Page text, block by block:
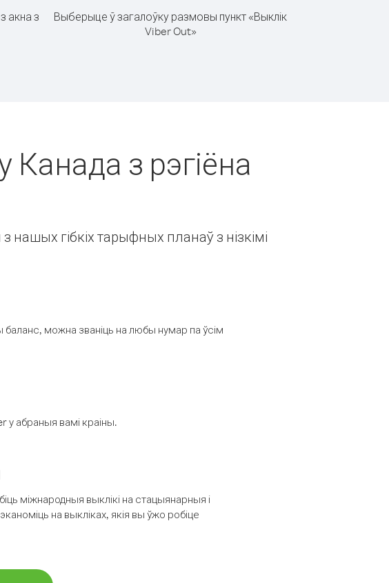
акна з
Выберыце ў загалоўку размовы пункт «Выклік
Viber Out»
Канада з рэгіёна
гібкіх тарыфных планаў з нізкімі
можна званіць на любы нумар па ўсім
у абраныя вамі краіны.
міжнародныя выклікі на стацыянарныя і
на выкліках, якія вы ўжо робіце